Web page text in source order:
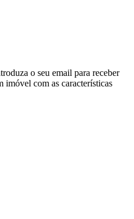
o seu email para receber
imóvel com as características